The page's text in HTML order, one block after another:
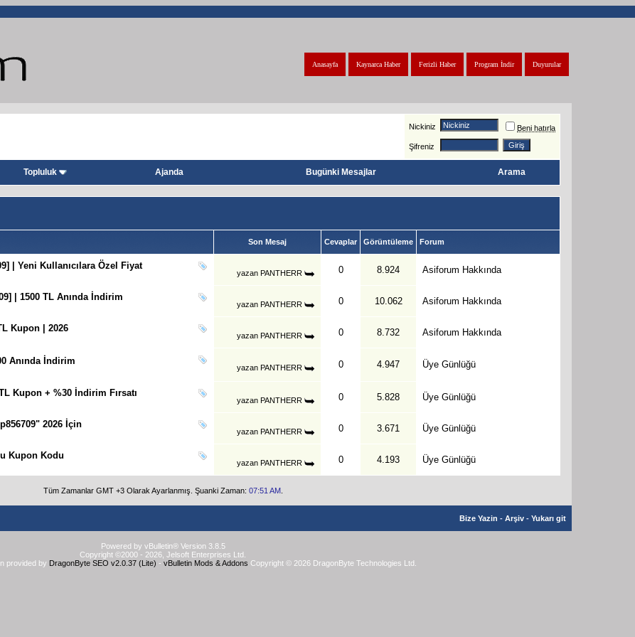
Duyurular
Program İndir
Ferizli Haber
Kaynarca Haber
Anasayfa
Nickiniz Beni hatırla
Şifreniz
Topluluk Ajanda Bugünki Mesajlar Arama
Son Mesaj Cevaplar Görüntüleme Forum
| Yeni Kullanıcılara Özel Fiyat
yazan PANTHERR 0 8.924 Asiforum Hakkında
| 1500 TL Anında İndirim
yazan PANTHERR 0 10.062 Asiforum Hakkında
Kupon | 2026
yazan PANTHERR 0 8.732 Asiforum Hakkında
Anında İndirim
yazan PANTHERR 0 4.947 Üye Günlüğü
Kupon + %30 İndirim Fırsatı
yazan PANTHERR 0 5.828 Üye Günlüğü
2026 İçin
yazan PANTHERR 0 3.671 Üye Günlüğü
Kupon Kodu
yazan PANTHERR 0 4.193 Üye Günlüğü
Tüm Zamanlar GMT +3 Olarak Ayarlanmış. Şuanki Zaman: 07:51 AM.
Bize Yazin - Arşiv - Yukarı git
Powered by vBulletin® Version 3.8.5
Copyright ©2000 - 2026, Jelsoft Enterprises Ltd.
provided by DragonByte SEO v2.0.37 (Lite) - vBulletin Mods & Addons Copyright © 2026 DragonByte Technologies Ltd.